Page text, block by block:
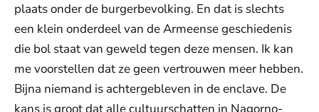
plaats onder de burgerbevolking. En dat is slechts
een klein onderdeel van de Armeense geschiedenis
die bol staat van geweld tegen deze mensen. Ik kan
me voorstellen dat ze geen vertrouwen meer hebben.
Bijna niemand is achtergebleven in de enclave. De